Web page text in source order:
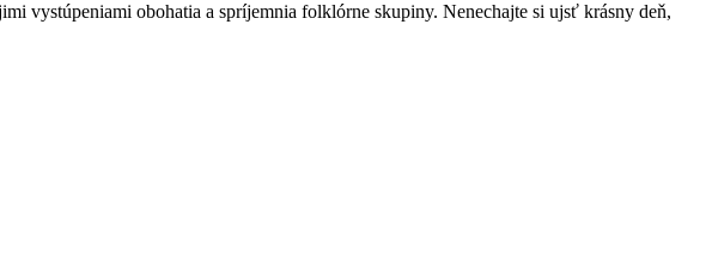
vystúpeniami obohatia a spríjemnia folklórne skupiny. Nenechajte si ujsť krásny deň,